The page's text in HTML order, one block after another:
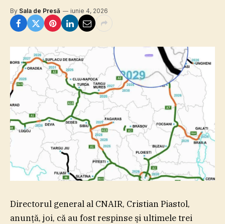
By Sala de Presă iunie 4, 2026
Directorul general al CNAIR, Cristian Piastol,
anunţă, joi, că au fost respinse şi ultimele trei